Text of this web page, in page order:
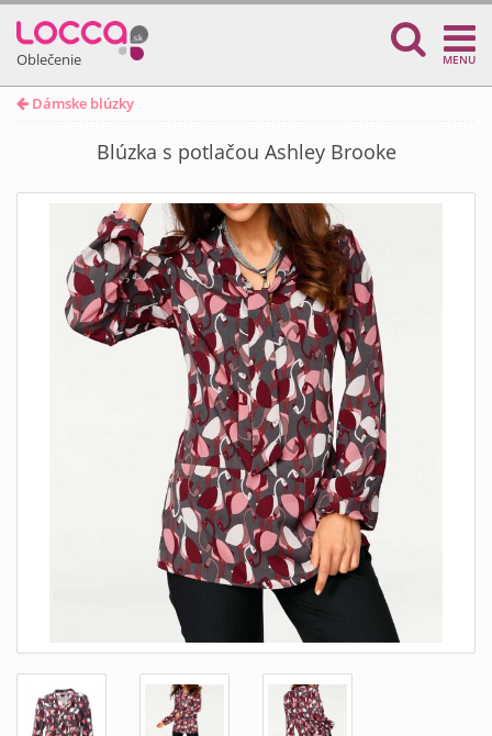
Oblečenie MENU
Dámske blúzky
Blúzka s potlačou Ashley Brooke